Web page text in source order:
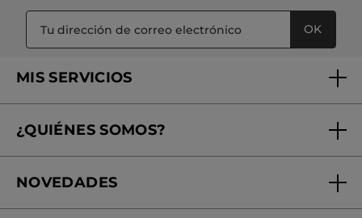
OK
MIS SERVICIOS
Tratamientos de Belleza
Mi club Yves Rocher
¿QUIÉNES SOMOS?
¿Quiénes somos?
NOVEDADES